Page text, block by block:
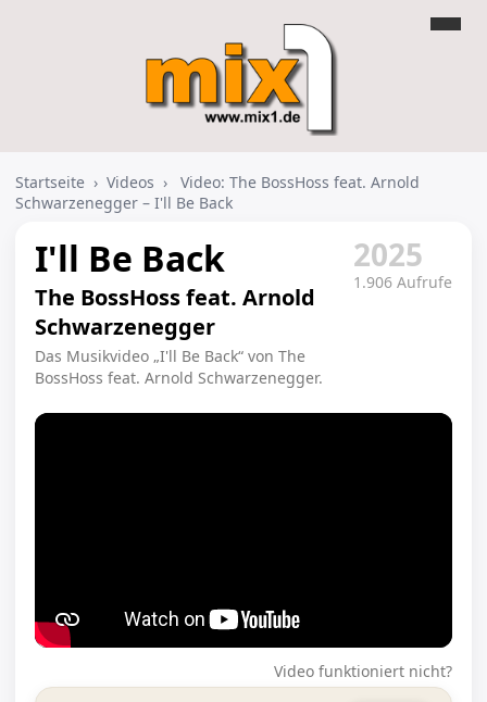
Startseite › Videos ›
Video: The BossHoss feat. Arnold
Schwarzenegger – I'll Be Back
I'll Be Back
The BossHoss feat. Arnold
Schwarzenegger
Das Musikvideo „I'll Be Back“ von The
BossHoss feat. Arnold Schwarzenegger.
2025
1.906 Aufrufe
Video funktioniert nicht?